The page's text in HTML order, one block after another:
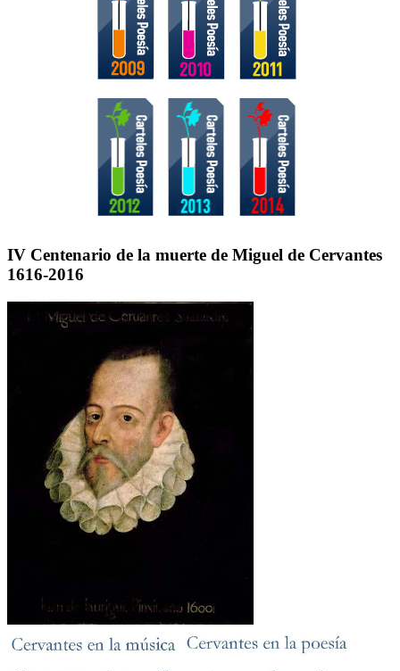
IV Centenario de la muerte de Miguel de Cervantes
1616-2016